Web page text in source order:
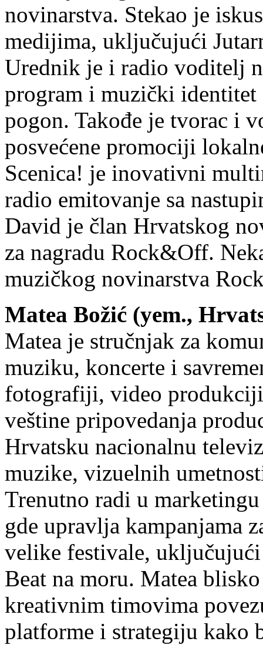
novinarstva. Stekao je
medijima, uključujući
Urednik je i radio voditelj
program i muzički
pogon. Takođe je tvorac i
posvećene promociji
Scenica! je inovativni
radio emitovanje sa
David je član Hrvatskog
za nagradu Rock&Off.
muzičkog novinarstva
Matea Božić (yem.,
Matea je stručnjak za
muziku, koncerte i
fotografiji, video
veštine pripovedanja
Hrvatsku nacionalnu
muzike, vizuelnih
Trenutno radi u
gde upravlja kampanjama
velike festivale, uključujući
Beat na moru. Matea
kreativnim timovima
platforme i strategiju kako